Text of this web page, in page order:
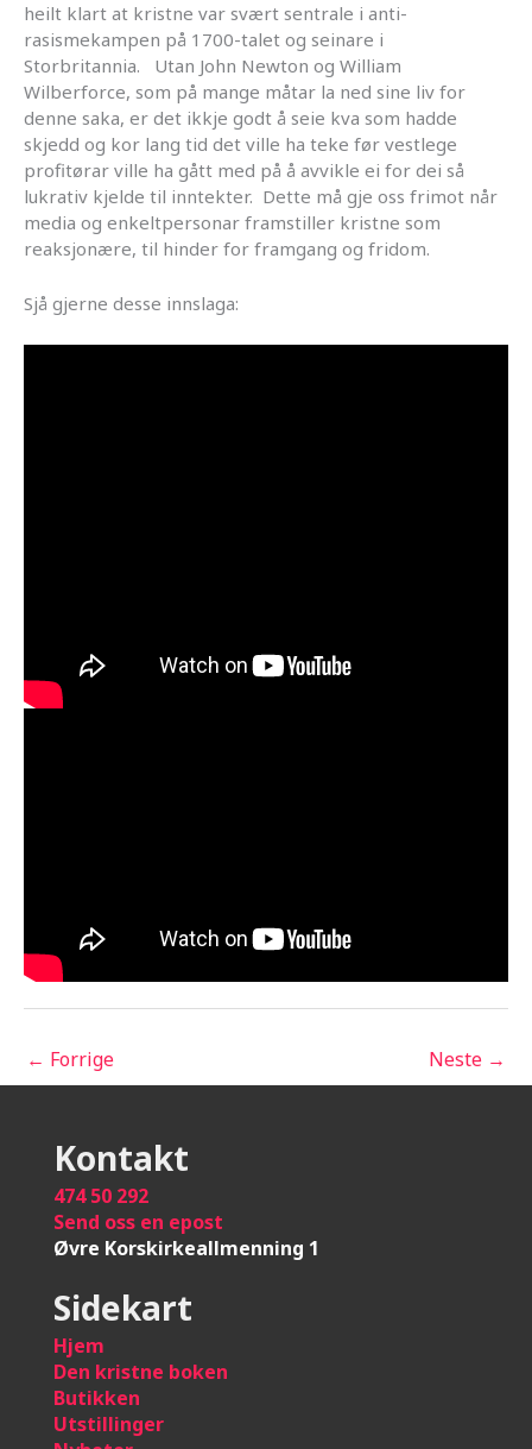
heilt klart at kristne var svært sentrale i anti-
rasismekampen på 1700-talet og seinare i
Storbritannia. Utan John Newton og William
Wilberforce, som på mange måtar la ned sine liv for
denne saka, er det ikkje godt å seie kva som hadde
skjedd og kor lang tid det ville ha teke før vestlege
profitørar ville ha gått med på å avvikle ei for dei så
lukrativ kjelde til inntekter. Dette må gje oss frimot når
media og enkeltpersonar framstiller kristne som
reaksjonære, til hinder for framgang og fridom.
Sjå gjerne desse innslaga:
← Forrige Neste →
Kontakt
474 50 292
Send oss en epost
Øvre Korskirkeallmenning 1
Sidekart
Hjem
Den kristne boken
Butikken
Utstillinger